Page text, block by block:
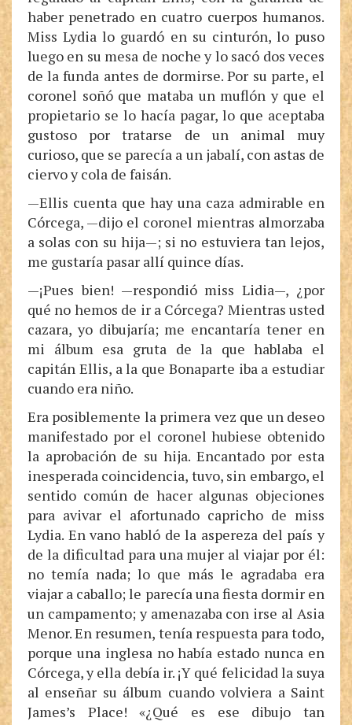
haber penetrado en cuatro cuerpos humanos.
Miss Lydia lo guardó en su cinturón, lo puso
luego en su mesa de noche y lo sacó dos veces
de la funda antes de dormirse. Por su parte, el
coronel soñó que mataba un muflón y que el
propietario se lo hacía pagar, lo que aceptaba
gustoso por tratarse de un animal muy
curioso, que se parecía a un jabalí, con astas de
ciervo y cola de faisán.
—Ellis cuenta que hay una caza admirable en
Córcega, —dijo el coronel mientras almorzaba
a solas con su hija—; si no estuviera tan lejos,
me gustaría pasar allí quince días.
—¡Pues bien! —respondió miss Lidia—, ¿por
qué no hemos de ir a Córcega? Mientras usted
cazara, yo dibujaría; me encantaría tener en
mi álbum esa gruta de la que hablaba el
capitán Ellis, a la que Bonaparte iba a estudiar
cuando era niño.
Era posiblemente la primera vez que un deseo
manifestado por el coronel hubiese obtenido
la aprobación de su hija. Encantado por esta
inesperada coincidencia, tuvo, sin embargo, el
sentido común de hacer algunas objeciones
para avivar el afortunado capricho de miss
Lydia. En vano habló de la aspereza del país y
de la dificultad para una mujer al viajar por él:
no temía nada; lo que más le agradaba era
viajar a caballo; le parecía una fiesta dormir en
un campamento; y amenazaba con irse al Asia
Menor. En resumen, tenía respuesta para todo,
porque una inglesa no había estado nunca en
Córcega, y ella debía ir. ¡Y qué felicidad la suya
al enseñar su álbum cuando volviera a Saint
James’s Place! «¿Qué es ese dibujo tan